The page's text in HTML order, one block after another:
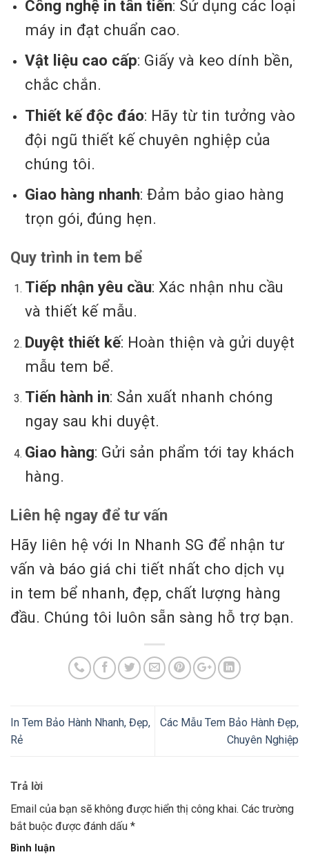
Công nghệ in tân tiến: Sử dụng các loại
máy in đạt chuẩn cao.
Vật liệu cao cấp: Giấy và keo dính bền,
chắc chắn.
Thiết kế độc đáo: Hãy từ tin tưởng vào
đội ngũ thiết kế chuyên nghiệp của
chúng tôi.
Giao hàng nhanh: Đảm bảo giao hàng
trọn gói, đúng hẹn.
Quy trình in tem bể
Tiếp nhận yêu cầu: Xác nhận nhu cầu
và thiết kế mẫu.
Duyệt thiết kế: Hoàn thiện và gửi duyệt
mẫu tem bể.
Tiến hành in: Sản xuất nhanh chóng
ngay sau khi duyệt.
Giao hàng: Gửi sản phẩm tới tay khách
hàng.
Liên hệ ngay để tư vấn
Hãy liên hệ với In Nhanh SG để nhận tư
vấn và báo giá chi tiết nhất cho dịch vụ
in tem bể nhanh, đẹp, chất lượng hàng
đầu. Chúng tôi luôn sẵn sàng hỗ trợ bạn.
In Tem Bảo Hành Nhanh, Đẹp,
Rẻ
Các Mẫu Tem Bảo Hành Đẹp,
Chuyên Nghiệp
Trả lời
Email của bạn sẽ không được hiển thị công khai. Các trường
bắt buộc được đánh dấu *
Bình luận